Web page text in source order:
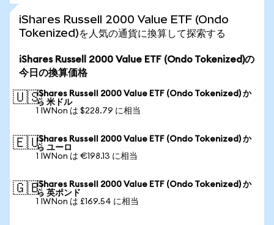
iShares Russell 2000 Value ETF (Ondo
Tokenized)を人気の通貨に換算して探索する
iShares Russell 2000 Value ETF (Ondo Tokenized)の
今日の換算価格
🇺🇸iShares Russell 2000 Value ETF (Ondo Tokenized) か
ら 米ドル
1 IWNon は $228.79 に相当
🇪🇺iShares Russell 2000 Value ETF (Ondo Tokenized) か
ら ユーロ
1 IWNon は €198.13 に相当
🇬🇧iShares Russell 2000 Value ETF (Ondo Tokenized) か
ら 英ポンド
1 IWNon は £169.54 に相当